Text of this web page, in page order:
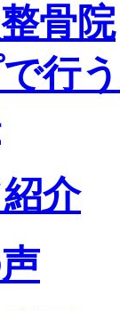
骨院
行う
介